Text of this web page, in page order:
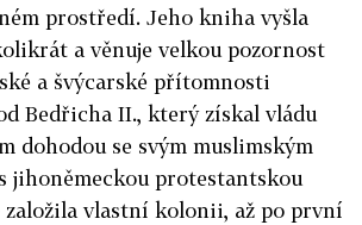
prostředí. Jeho kniha vyšla
a věnuje velkou pozornost
a švýcarské přítomnosti
Bedřicha II., který získal vládu
dohodou se svým muslimským
jihoněmeckou protestantskou
založila vlastní kolonii, až po první